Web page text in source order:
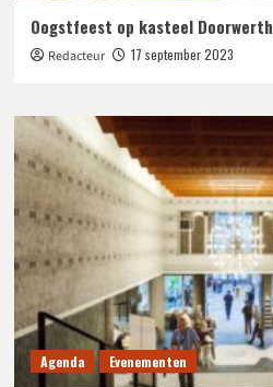
Oogstfeest op kasteel Doorwerth
Redacteur 17 september 2023
Agenda Evenementen